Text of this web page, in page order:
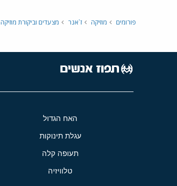
פורומים מוזיקה ז`אנר מצעדים וביקורת מוזיקה
האח הגדול
עגלת תינוקות
תעופה קלה
טלוויזיה